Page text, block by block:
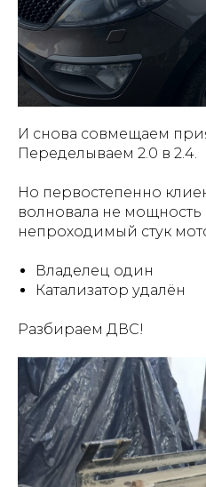
И снова совмещаем
Переделываем 2.0 в 2.4.
Но первостепенно
волновала не
непроходимый стук
Владелец один
Катализатор удалён
Разбираем ДВС!